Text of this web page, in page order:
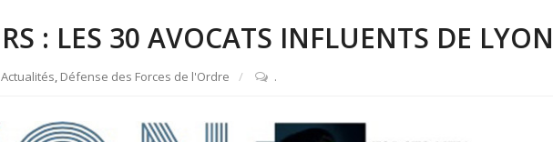
: LES 30 AVOCATS INFLUENTS DE LYON
Actualités, Défense des Forces de l'Ordre .